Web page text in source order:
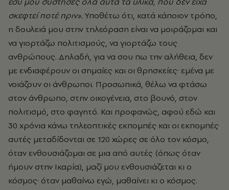
σκεφτεί ποτέ πριν».Υποθέτω ότι, κατά κάποιον τρόπο,
η δουλειά μου στην τηλεόραση είναι να μοιράζομαι και
να γιορτάζω πολιτισμούς, να γιορτάζω τους
ανθρώπους. Δηλαδή, για να σου πω την αλήθεια, δεν
με ενδιαφέρουν οι σημαίες και οι θρησκείες· εμένα με
νοιάζουν οι άνθρωποι. Προσωπικά, θέλω να φτάσω
στον άνθρωπο, στην οικογένεια, στο βουνό, στον
πολιτισμό, στο φαγητό. Και προφανώς, αφού εδώ και
30 χρόνια κάνω τηλεοπτικές εκπομπές και οι εκπομπές
αυτές μεταδίδονται σε 120 χώρες σε όλο τον κόσμο,
όταν ενθουσιάζομαι σε μια από αυτές (όπως όταν
ήμουν στην Ικαρία), μαζί μου ενθουσιάζεται κι ο
κόσμος· όταν μαθαίνω εγώ, μαθαίνει κι ο κόσμος.